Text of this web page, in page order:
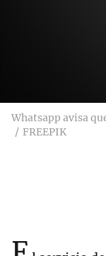
Whatsapp avisa
FREEPIK